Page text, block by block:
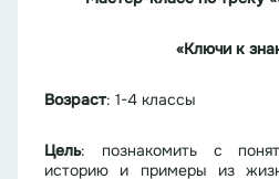
«Ключи к
Возраст: 1-4 классы
Цель: познакомить с
историю и примеры из